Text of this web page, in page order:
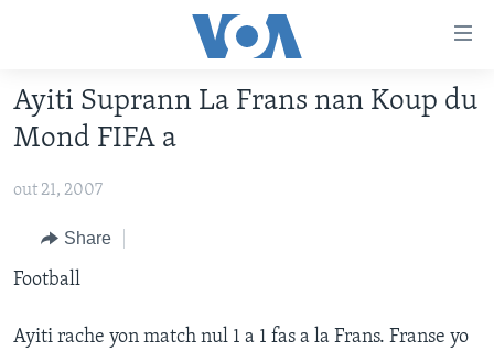
Skip
to
main
Skip
Navigation
to
AYITI
AMERIK LATIN
ENTÈNASYONAL
VIDEO
Ayiti Suprann La Frans nan Koup du
Mond FIFA a
out 21, 2007
Share
Football
Ayiti rache yon match nul 1 a 1 fas a la Frans. Franse yo